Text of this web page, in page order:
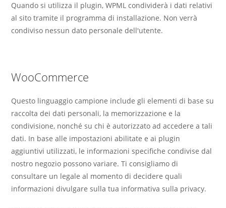
Quando si utilizza il plugin, WPML condividerà i dati relativi
al sito tramite il programma di installazione. Non verrà
condiviso nessun dato personale dell'utente.
WooCommerce
Questo linguaggio campione include gli elementi di base su
raccolta dei dati personali, la memorizzazione e la
condivisione, nonché su chi è autorizzato ad accedere a tali
dati. In base alle impostazioni abilitate e ai plugin
aggiuntivi utilizzati, le informazioni specifiche condivise dal
nostro negozio possono variare. Ti consigliamo di
consultare un legale al momento di decidere quali
informazioni divulgare sulla tua informativa sulla privacy.